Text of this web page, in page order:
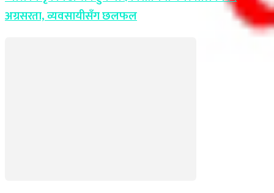
अग्रसरता, व्यवसायीसँग छलफल